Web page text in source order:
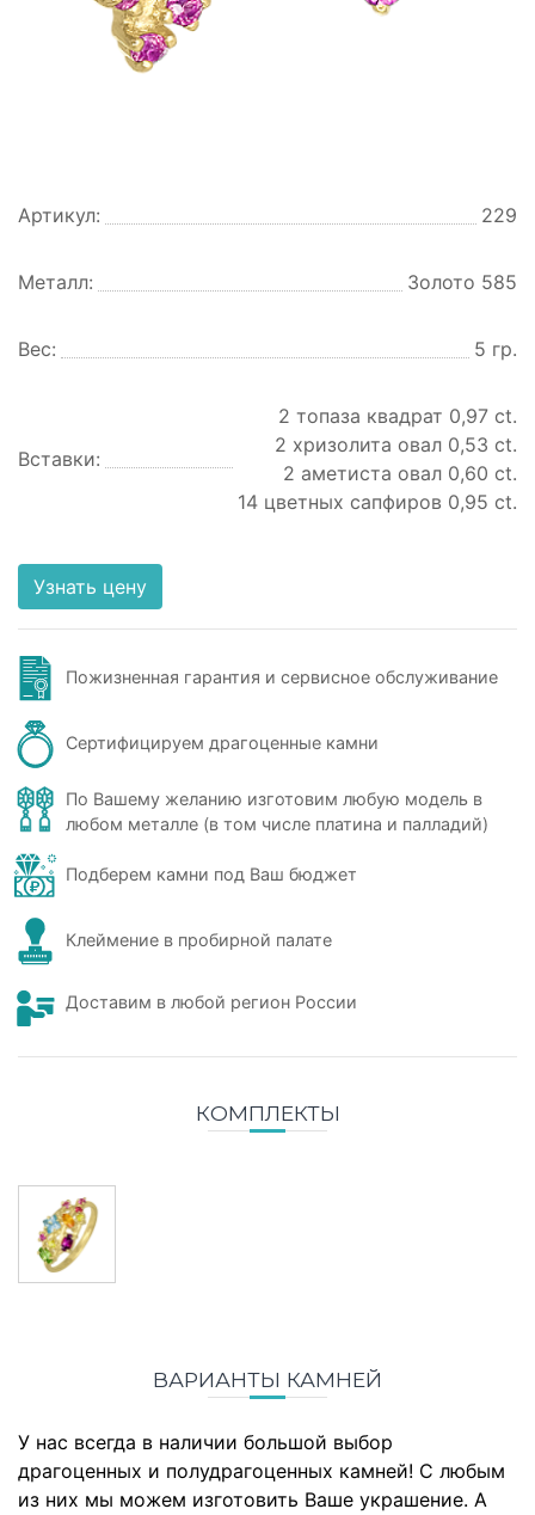
Артикул: 229
Металл: Золото 585
Вес: 5 гр.
Вставки:
2 топаза квадрат 0,97 ct.
2 хризолита овал 0,53 ct.
2 аметиста овал 0,60 ct.
14 цветных сапфиров 0,95 ct.
Узнать цену
Пожизненная гарантия и сервисное обслуживание
Сертифицируем драгоценные камни
По Вашему желанию изготовим любую модель в
любом металле (в том числе платина и палладий)
Подберем камни под Ваш бюджет
Клеймение в пробирной палате
Доставим в любой регион России
КОМПЛЕКТЫ
ВАРИАНТЫ КАМНЕЙ
У нас всегда в наличии большой выбор
драгоценных и полудрагоценных камней! С любым
из них мы можем изготовить Ваше украшение. А